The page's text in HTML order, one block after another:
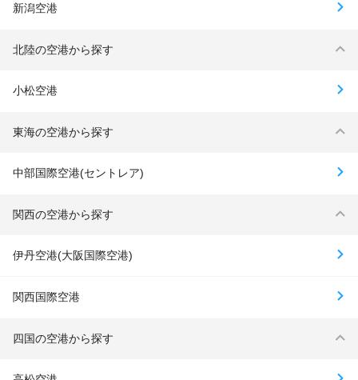
新潟空港
北陸の空港から探す
小松空港
東海の空港から探す
中部国際空港(セントレア)
関西の空港から探す
伊丹空港(大阪国際空港)
関西国際空港
四国の空港から探す